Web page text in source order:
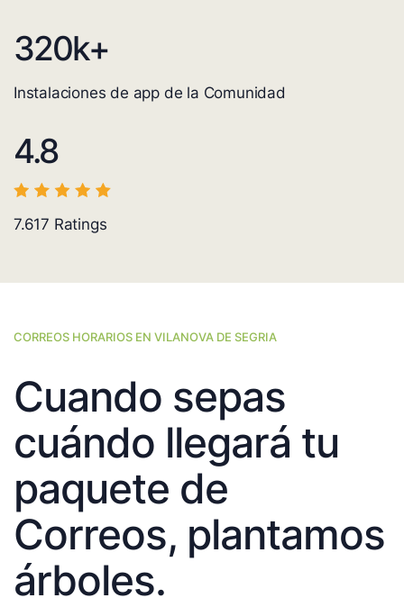
320k+
Instalaciones de app de la Comunidad
4.8
7.617 Ratings
CORREOS HORARIOS EN VILANOVA DE SEGRIA
Cuando sepas
cuándo llegará tu
paquete de
Correos, plantamos
árboles.